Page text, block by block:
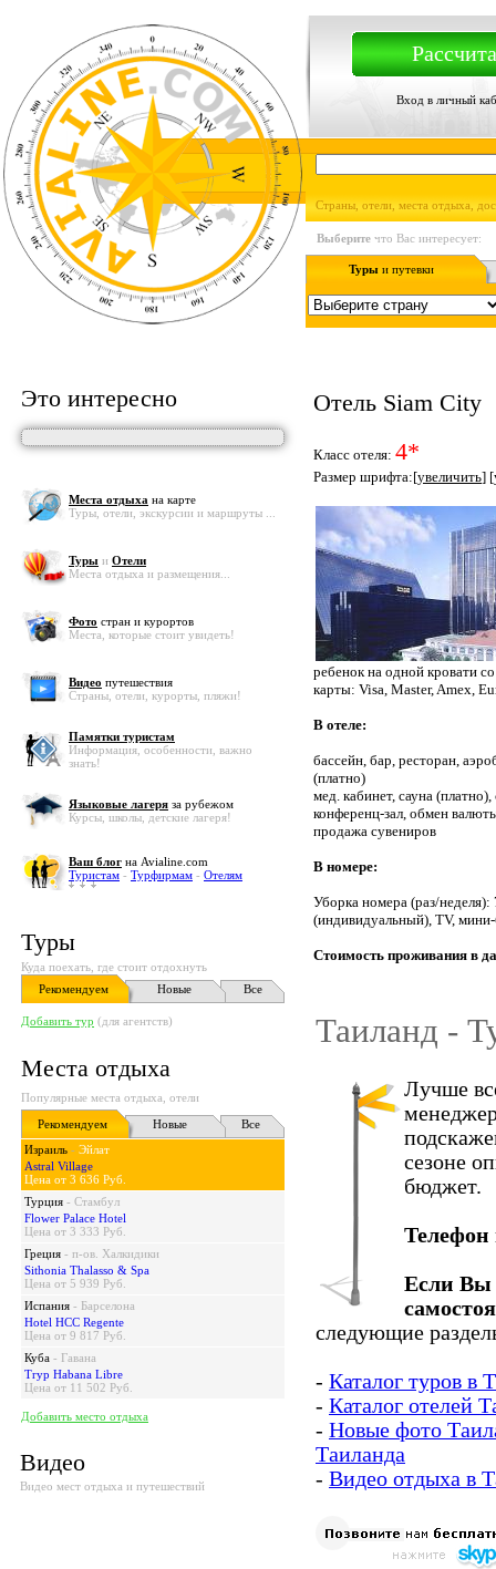
Вход в личный
Страны, отели, места отдыха,
Выберите что Вас интересует:
Туры и путевки
Это интересно
Места отдыха на карте
Туры, отели, экскурсии и маршруты ...
Туры и Отели
Места отдыха и размещения...
Фото стран и курортов
Места, которые стоит увидеть!
Видео путешествия
Страны, отели, курорты, пляжи!
Памятки туристам
Информация, особенности, важно
знать!
Языковые лагеря за рубежом
Курсы, школы, детские лагеря!
Ваш блог на Avialine.com
Туристам - Турфирмам - Отелям
Туры
Куда поехать, где стоит отдохнуть
Рекомендуем
Новые Все
Добавить тур (для агентств)
Места отдыха
Популярные места отдыха, отели
Рекомендуем
Новые
Все
Израиль - Эйлат
Astral Village
Цена от 3 636 Руб.
Турция - Стамбул
Flower Palace Hotel
Цена от 3 333 Руб.
Греция - п-ов. Халкидики
Sithonia Thalasso & Spa
Цена от 5 939 Руб.
Испания - Барселона
Hotel HCC Regente
Цена от 9 817 Руб.
Куба - Гавана
Tryp Habana Libre
Цена от 11 502 Руб.
Добавить место отдыха
Видео
Видео мест отдыха и путешествий
Отель Siam City
Класс отеля: 4*
Размер шрифта:[увеличить] [
ребенок на одной кровати
карты: Visa, Master, Amex,
В отеле:
бассейн, бар, ресторан,
(платно)
мед. кабинет, сауна
конференц-зал, обмен
продажа сувениров
В номере:
Уборка номера (раз/
(индивидуальный), TV, мини-
Стоимость проживания в
Таиланд -
Лучше
сезоне
бюджет.
Если Вы
следующие
- Каталог туров в
- Каталог отелей
- Новые фото
Таиланда
- Видео отдыха в